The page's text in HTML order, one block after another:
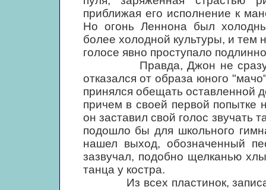
приближая его исполнение к
Но огонь Леннона был
более холодной культуры, и тем
голосе явно проступало
Правда, Джон не сразу
отказался от образа юного
принялся обещать оставленной
причем в своей первой попытке
он заставил свой голос звучать
подошло бы для школьного
нашел выход, обозначенный
зазвучал, подобно щелканью
танца у костра.
Из всех пластинок,